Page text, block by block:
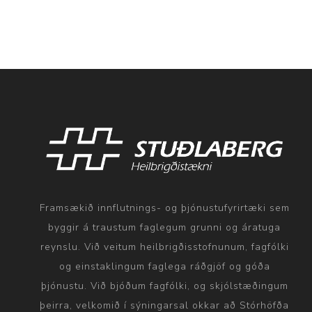
Framsækið innflutnings- og þjónustufyrirtæki sem
byggir á traustum faglegum grunni og áratuga
reynslu. Við veitum heilbrigðisstofnunum, fagfólki
og einstaklingum faglega ráðgjöf og góða
þjónustu. Við bjóðum fagfólki, og skjólstæðingum
þeirra, velkomið í sýningarsal okkar að Stórhöfða